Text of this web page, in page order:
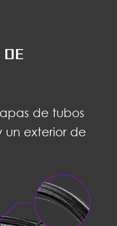
de tubos
exterior de